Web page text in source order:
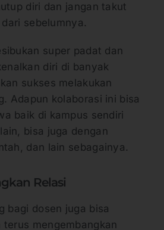
diri dan jangan takut
sebelumnya.
super padat dan
diri di banyak
sukses melakukan
Adapun kolaborasi ini bisa
baik di kampus sendiri
bisa juga dengan
dan lain sebagainya.
Relasi
bagi dosen juga bisa
terus mengembangkan